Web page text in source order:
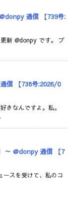
通信 【739号:
新 @donpy です。 ブ
信 【738号:2026/0
きなんですよ。私。
～ @donpy 通信 【7
スを受けて、私のコ